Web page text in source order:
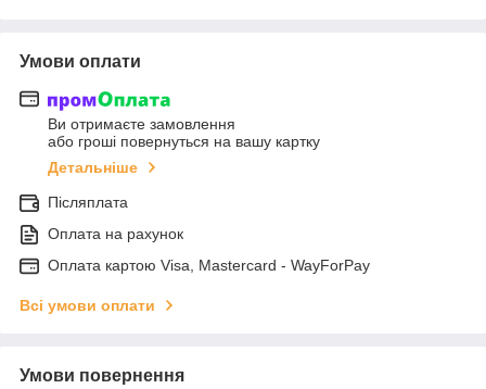
Умови оплати
Ви отримаєте замовлення
або гроші повернуться на вашу картку
Детальніше
Післяплата
Оплата на рахунок
Оплата картою Visa, Mastercard - WayForPay
Всі умови оплати
Умови повернення